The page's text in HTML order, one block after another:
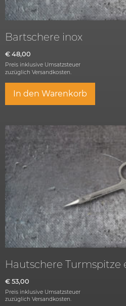
Bartschere inox
€ 48,00
Preis inklusive Umsatzsteuer
zuzüglich Versandkosten.
In den Warenkorb
Hautschere Turmspitze
€ 53,00
Preis inklusive Umsatzsteuer
zuzüglich Versandkosten.